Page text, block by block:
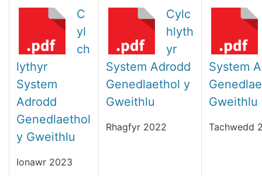
C
yl
ch
lythyr
System
Adrodd
Genedlaethol
y Gweithlu
Ionawr 2023
Cylc
hlyth
yr
System Adrodd
Genedlaethol y
Gweithlu
Rhagfyr 2022
System
Gweithlu
Tachwedd